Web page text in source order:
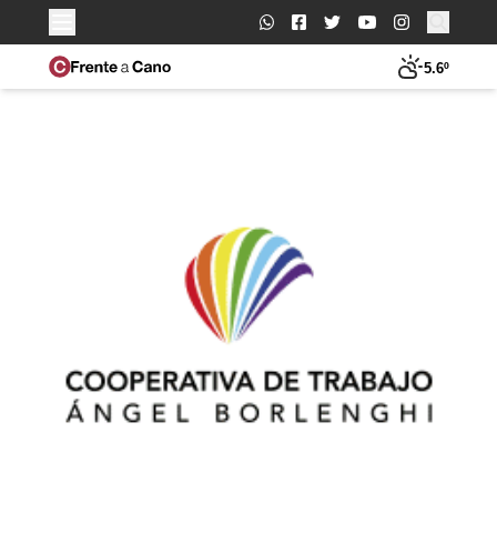
Buscar:
5.6º